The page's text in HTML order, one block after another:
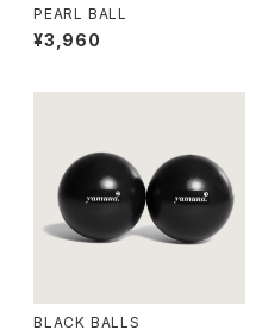
PEARL BALL
¥3,960
BLACK BALLS